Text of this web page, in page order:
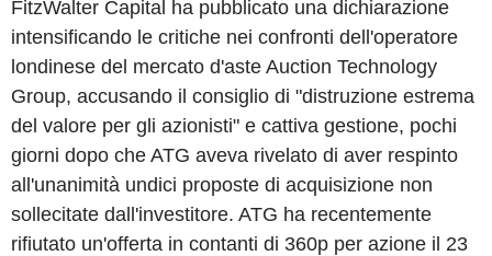
FitzWalter Capital ha pubblicato una dichiarazione
intensificando le critiche nei confronti dell'operatore
londinese del mercato d'aste Auction Technology
Group, accusando il consiglio di "distruzione estrema
del valore per gli azionisti" e cattiva gestione, pochi
giorni dopo che ATG aveva rivelato di aver respinto
all'unanimità undici proposte di acquisizione non
sollecitate dall'investitore. ATG ha recentemente
rifiutato un'offerta in contanti di 360p per azione il 23